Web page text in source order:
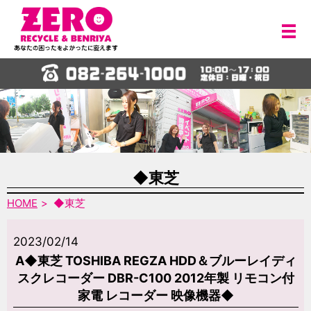
メ
◆東芝
HOME ◆東芝
2023/02/14
A◆東芝 TOSHIBA REGZA HDD＆ブルーレイディ
スクレコーダー DBR-C100 2012年製 リモコン付
家電 レコーダー 映像機器◆